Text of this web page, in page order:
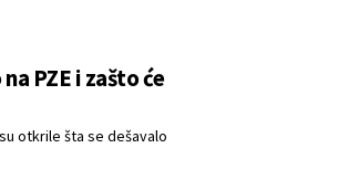
PZE i zašto će
otkrile šta se dešavalo